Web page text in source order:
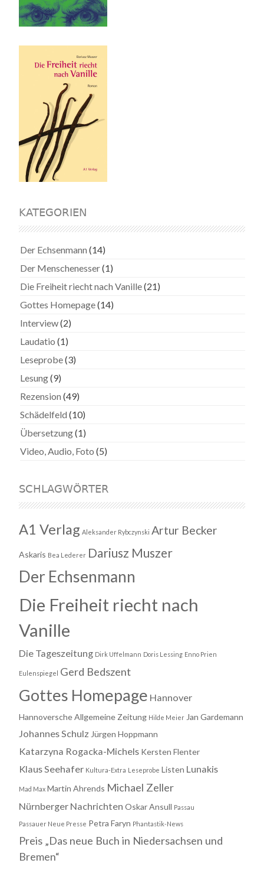
KATEGORIEN
Der Echsenmann (14)
Der Menschenesser(1)
Die Freiheit riecht nach Vanille(21)
Gottes Homepage(14)
Interview(2)
Laudatio (1)
Leseprobe(3)
Lesung(9)
Rezension (49)
Schädelfeld (10)
Übersetzung(1)
Video, Audio, Foto (5)
SCHLAGWÖRTER
A1 Verlag Aleksander Rybczynski Artur Becker
Askaris Bea Lederer Dariusz Muszer
Der Echsenmann
Die Freiheit riecht nach
Vanille
Die Tageszeitung Dirk Uffelmann Doris Lessing Enno Prien
Eulenspiegel Gerd Bedszent
Gottes Homepage Hannover
Hannoversche Allgemeine Zeitung Hilde Meier Jan Gardemann
Johannes Schulz Jürgen Hoppmann
Katarzyna Rogacka-Michels Kersten Flenter
Klaus Seehafer Kultura-Extra Leseprobe Listen Lunakis
Mad Max Martin Ahrends Michael Zeller
Nürnberger Nachrichten Oskar Ansull Passau
Passauer Neue Presse Petra Faryn Phantastik-News
Preis „Das neue Buch in Niedersachsen und
Bremen“